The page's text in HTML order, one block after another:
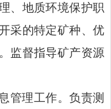
、地质环境保护职
采的特定矿种、优
监督指导矿产资源
管理工作。负责测